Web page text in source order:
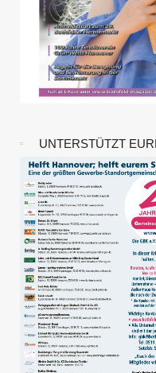
UNTERSTÜTZT